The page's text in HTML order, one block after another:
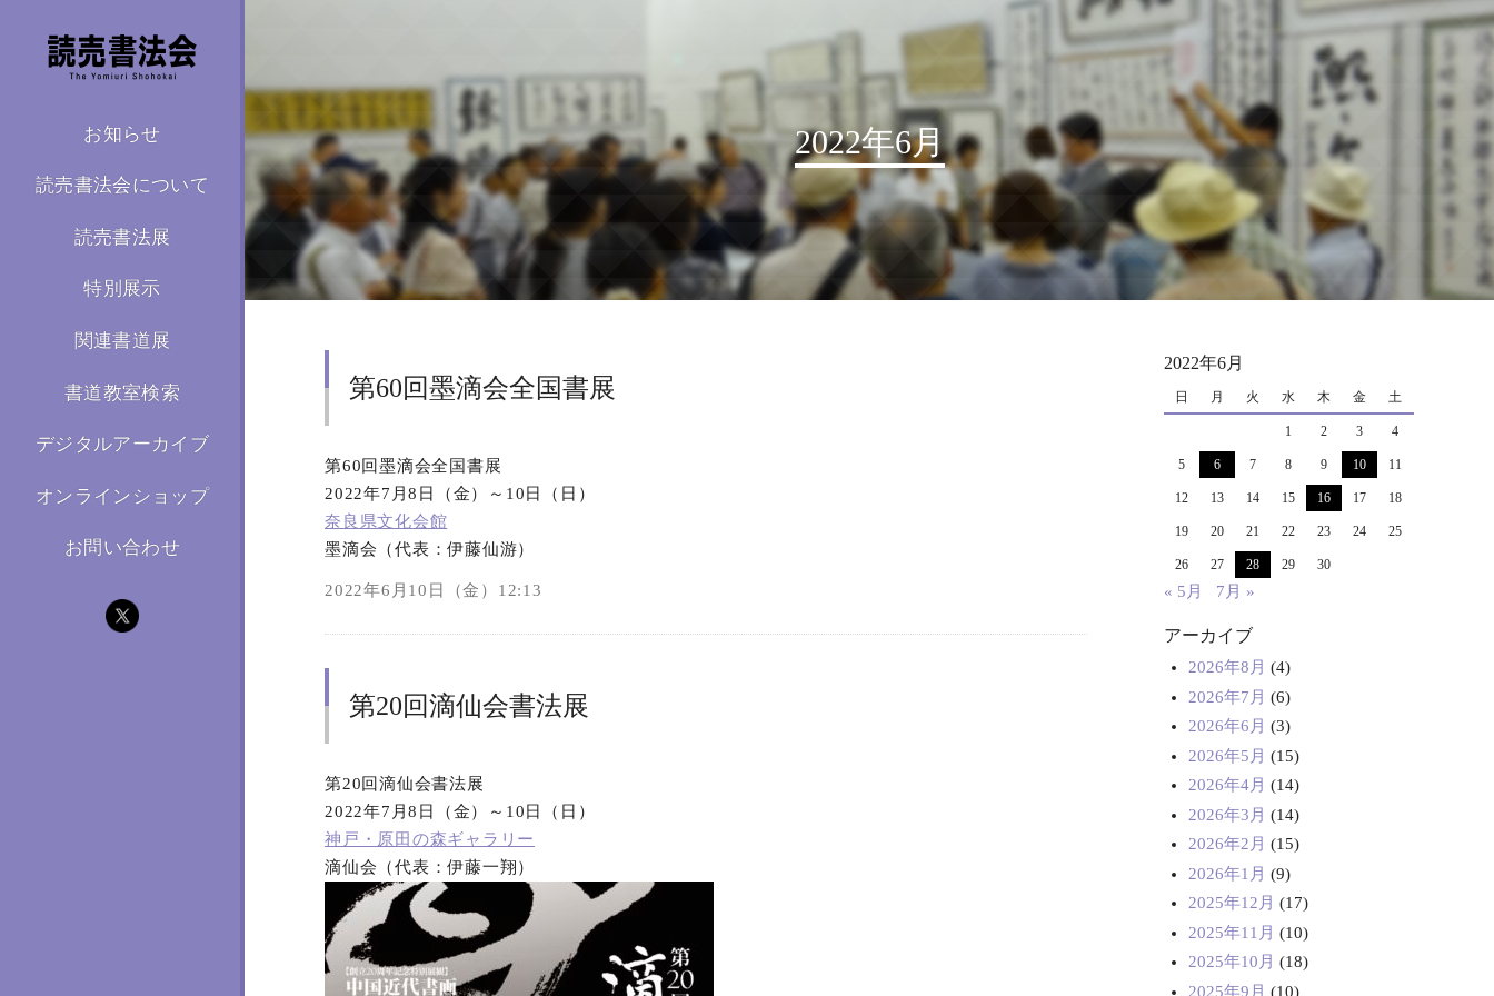
お知らせ
読売書法会について
読売書法展
特別展示
関連書道展
書道教室検索
デジタルアーカイブ
オンラインショップ
お問い合わせ
2022年6月
第60回墨滴会全国書展
第60回墨滴会全国書展
2022年7月8日（金）～10日（日）
奈良県文化会館
墨滴会（代表：伊藤仙游）
2022年6月10日（金）12:13
第20回滴仙会書法展
第20回滴仙会書法展
2022年7月8日（金）～10日（日）
神戸・原田の森ギャラリー
滴仙会（代表：伊藤一翔）
2022年6月
日 月 火 水 木 金 土
1 2 3 4
5 6 7 8 9 10 11
12 13 14 15 16 17 18
19 20 21 22 23 24 25
26 27 28 29 30
« 5月 7月 »
アーカイブ
2026年8月 (4)
2026年7月 (6)
2026年6月 (3)
2026年5月 (15)
2026年4月 (14)
2026年3月 (14)
2026年2月 (15)
2026年1月 (9)
2025年12月 (17)
2025年11月 (10)
2025年10月 (18)
2025年9月 (10)
お知らせ
読売書法会について
読売書法展